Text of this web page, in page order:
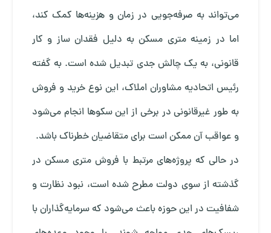
می‌تواند به صرفه‌جویی در زمان و هزینه‌ها کمک کند،
اما در زمینه متری مسکن به دلیل فقدان ساز و کار
قانونی، به یک چالش جدی تبدیل شده است. به گفته
رئیس اتحادیه مشاوران املاک، این نوع خرید و فروش
به طور غیرقانونی در برخی از این سکوها انجام می‌شود
و عواقب آن ممکن است برای متقاضیان خطرناک باشد.
در حالی که پروژه‌های مرتبط با فروش متری مسکن در
گذشته از سوی دولت مطرح شده است، نبود نظارت و
شفافیت در این حوزه باعث می‌شود که سرمایه‌گذاران با